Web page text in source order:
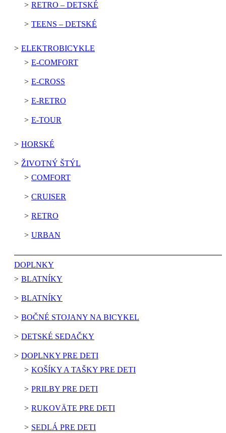
RETRO – DETSKÉ
TEENS – DETSKÉ
ELEKTROBICYKLE
E-COMFORT
E-CROSS
E-RETRO
E-TOUR
HORSKÉ
ŽIVOTNÝ ŠTÝL
COMFORT
CRUISER
RETRO
URBAN
DOPLNKY
BLATNÍKY
BLATNÍKY
BOČNÉ STOJANY NA BICYKEL
DETSKÉ SEDAČKY
DOPLNKY PRE DETI
KOŠÍKY A TAŠKY PRE DETI
PRILBY PRE DETI
RUKOVÄTE PRE DETI
SEDLÁ PRE DETI